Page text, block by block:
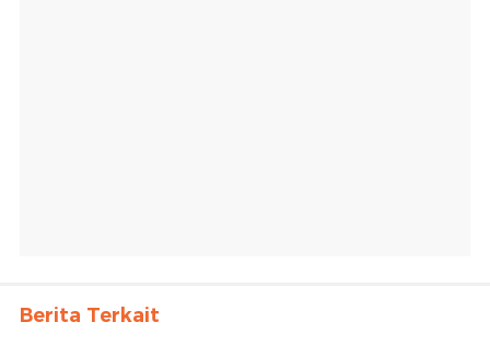
Berita Terkait